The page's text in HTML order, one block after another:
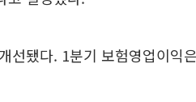
선됐다. 1분기 보험영업이익